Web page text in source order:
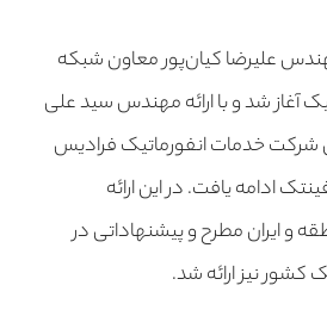
علیرضا کیان‌پور معاون شبکه
آغاز شد و با ارائه مهندس سید علی
خدمات انفورماتیک فرادیس
ادامه یافت. در این ارائه
و ایران مطرح و پیشنهاداتی در
نیز ارائه شد.